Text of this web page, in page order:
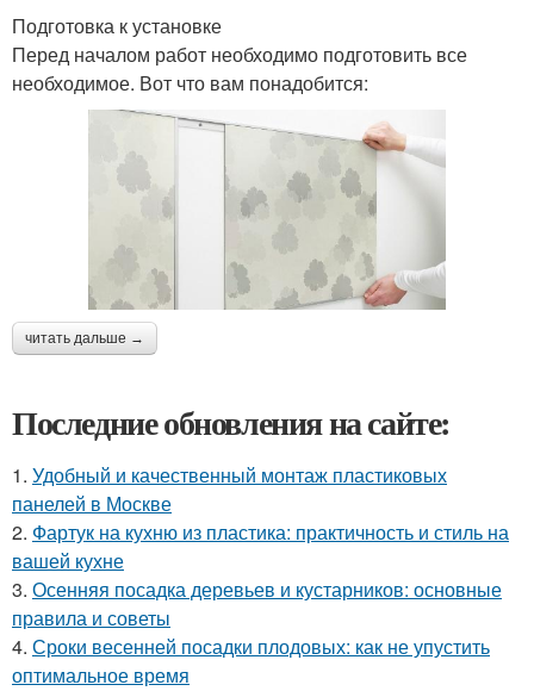
Подготовка к установке
Перед началом работ необходимо подготовить все
необходимое. Вот что вам понадобится:
читать дальше →
Последние обновления на сайте:
1. Удобный и качественный монтаж пластиковых
панелей в Москве
2. Фартук на кухню из пластика: практичность и стиль на
вашей кухне
3. Осенняя посадка деревьев и кустарников: основные
правила и советы
4. Сроки весенней посадки плодовых: как не упустить
оптимальное время